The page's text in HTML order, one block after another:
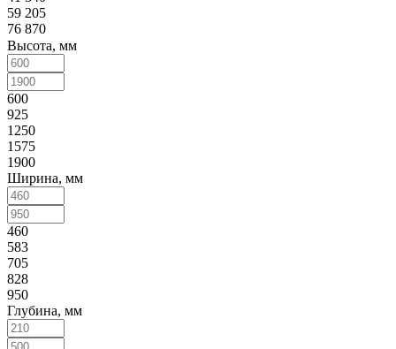
59 205
76 870
Высота, мм
600
925
1250
1575
1900
Ширина, мм
460
583
705
828
950
Глубина, мм